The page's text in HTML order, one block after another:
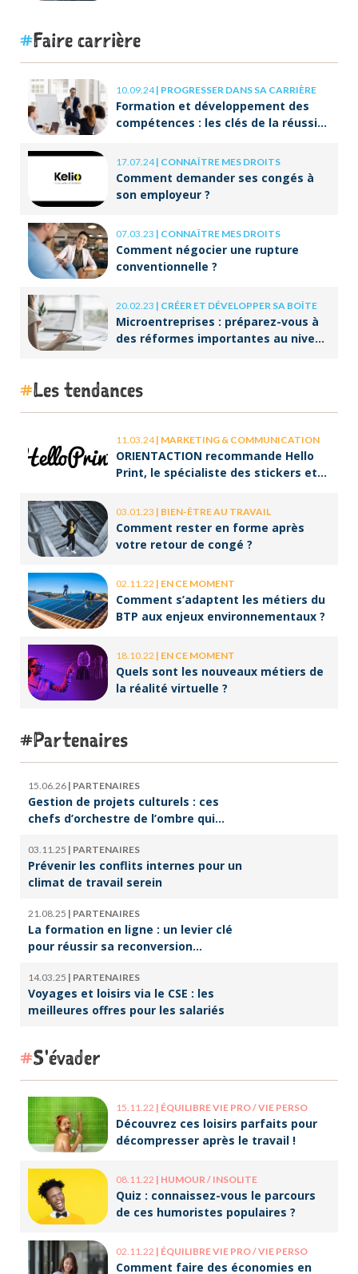
Faire carrière
10.09.24| PROGRESSER DANS SA CARRIÈRE
Formation et développement des
compétences : les clés de la réussite
17.07.24| CONNAÎTRE MES DROITS
Comment demander ses congés à
son employeur ?
07.03.23 | CONNAÎTRE MES DROITS
Comment négocier une rupture
conventionnelle ?
20.02.23 | CRÉER ET DÉVELOPPER SA BOÎTE
Microentreprises : préparez-vous à
des réformes importantes au niveau
Les tendances
11.03.24| MARKETING & COMMUNICATION
ORIENTACTION recommande Hello
Print, le spécialiste des stickers et
03.01.23 | BIEN-ÊTRE AU TRAVAIL
Comment rester en forme après
votre retour de congé ?
02.11.22 | EN CE MOMENT
Comment s’adaptent les métiers du
BTP aux enjeux environnementaux ?
18.10.22 | EN CE MOMENT
Quels sont les nouveaux métiers de
la réalité virtuelle ?
Partenaires
15.06.26 | PARTENAIRES
Gestion de projets culturels : ces
chefs d’orchestre de l’ombre qui
03.11.25 | PARTENAIRES
Prévenir les conflits internes pour un
climat de travail serein
21.08.25 | PARTENAIRES
La formation en ligne : un levier clé
pour réussir sa reconversion
14.03.25 | PARTENAIRES
Voyages et loisirs via le CSE : les
meilleures offres pour les salariés
S'évader
15.11.22 | ÉQUILIBRE VIE PRO / VIE PERSO
Découvrez ces loisirs parfaits pour
décompresser après le travail !
08.11.22 | HUMOUR / INSOLITE
Quiz : connaissez-vous le parcours
de ces humoristes populaires ?
02.11.22 | ÉQUILIBRE VIE PRO / VIE PERSO
Comment faire des économies en